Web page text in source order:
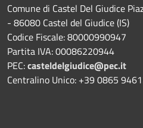
Comune di Castel Del Giudice
- 86080 Castel del Giudice (IS)
Codice Fiscale: 80000990947
Partita IVA: 00086220944
PEC:casteldelgiudice@pec.it
Centralino Unico: +39 0865